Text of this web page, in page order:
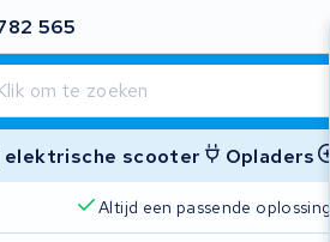
565
scooter Opladers
Altijd een passende oplossing